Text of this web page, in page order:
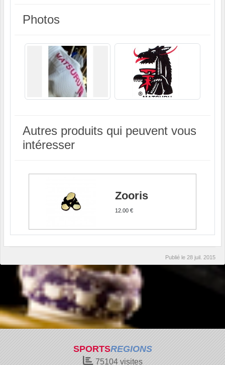
Photos
Autres produits qui peuvent vous
intéresser
Zooris
12.00 €
Publié le 28 juil. 2015
SPORTSREGIONS
75104visites